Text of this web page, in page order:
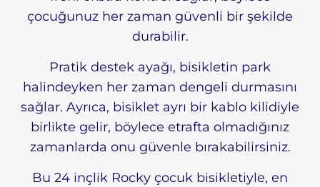
çocuğunuz her zaman güvenli bir şekilde
durabilir.
Pratik destek ayağı, bisikletin park
halindeyken her zaman dengeli durmasını
sağlar. Ayrıca, bisiklet ayrı bir kablo kilidiyle
birlikte gelir, böylece etrafta olmadığınız
zamanlarda onu güvenle bırakabilirsiniz.
Bu 24 inçlik Rocky çocuk bisikletiyle, en